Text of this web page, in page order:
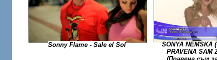
Sonny Flame - Sale el Sol
SONYA NEMSKA
PRAVENA SAM